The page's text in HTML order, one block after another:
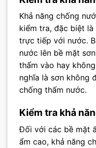
Khả năng chống
kiểm tra, đặc biệt
trực tiếp với nước.
nước lên bề mặt
thấm vào hay
nghĩa là sơn không
chống thấm nước.
Kiểm tra khả
Đối với các bề mặt
ẩm cao, khả năng